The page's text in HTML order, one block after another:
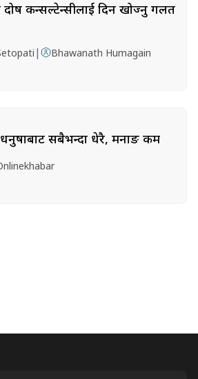
दोष कन्सल्टेन्सीलाई दिन खोज्नु गलत
| Bhawanath Humagain
सबैभन्दा धेरै, मनाङ कम